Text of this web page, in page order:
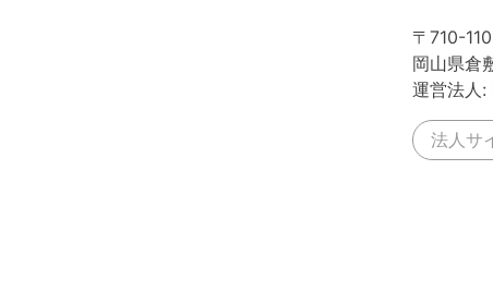
〒710-
岡山県倉
運営法人:
法人サ